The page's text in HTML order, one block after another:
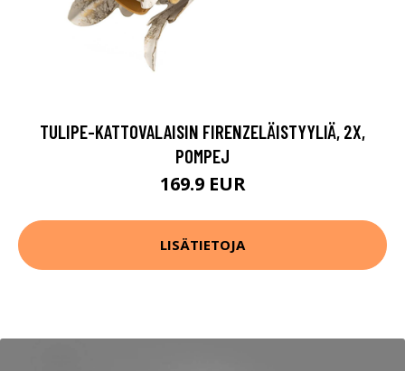
TULIPE-KATTOVALAISIN FIRENZELÄISTYYLIÄ, 2X,
POMPEJ
169.9 EUR
LISÄTIETOJA